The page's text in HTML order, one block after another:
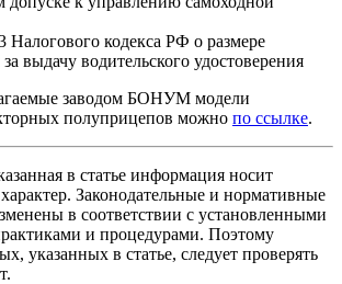
Налогового кодекса РФ о размере
выдачу водительского удостоверения
заводом БОНУМ модели
полуприцепов можно по ссылке.
в статье информация носит
Законодательные и нормативные
в соответствии с установленными
и процедурами. Поэтому
указанных в статье, следует проверять